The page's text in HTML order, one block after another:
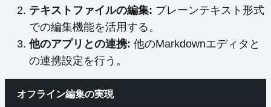
テキストファイルの編集: プレーンテキスト形式
での編集機能を活用する。
他のアプリとの連携: 他のMarkdownエディタと
の連携設定を行う。
オフライン編集の実現